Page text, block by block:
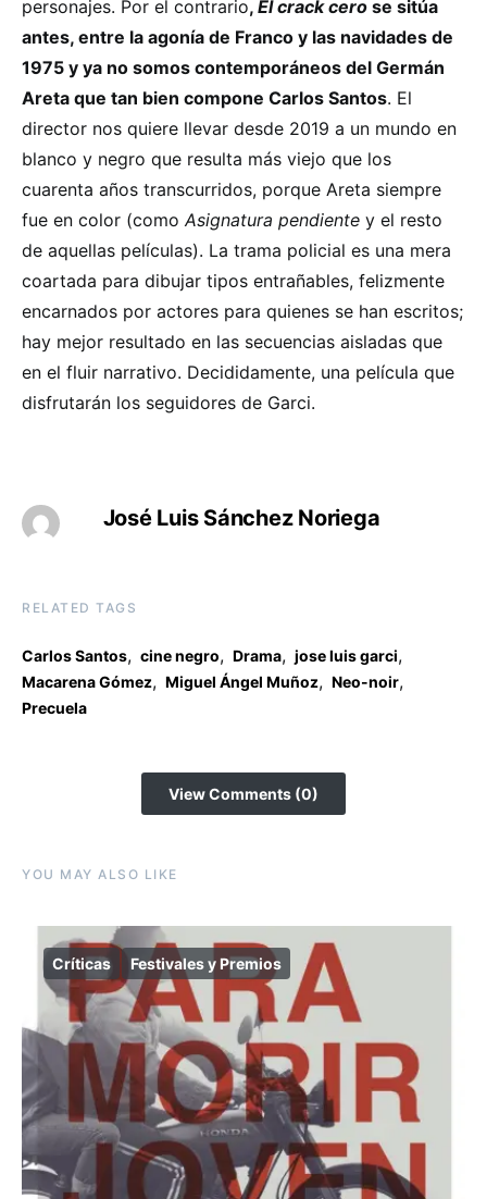
personajes. Por el contrario, El crack cero se sitúa
antes, entre la agonía de Franco y las navidades de
1975 y ya no somos contemporáneos del Germán
Areta que tan bien compone Carlos Santos. El
director nos quiere llevar desde 2019 a un mundo en
blanco y negro que resulta más viejo que los
cuarenta años transcurridos, porque Areta siempre
fue en color (como Asignatura pendiente y el resto
de aquellas películas). La trama policial es una mera
coartada para dibujar tipos entrañables, felizmente
encarnados por actores para quienes se han escritos;
hay mejor resultado en las secuencias aisladas que
en el fluir narrativo. Decididamente, una película que
disfrutarán los seguidores de Garci.
José Luis Sánchez Noriega
RELATED TAGS
Carlos Santos, cine negro, Drama, jose luis garci,
Macarena Gómez, Miguel Ángel Muñoz, Neo-noir,
Precuela
View Comments (0)
YOU MAY ALSO LIKE
Críticas Festivales y Premios